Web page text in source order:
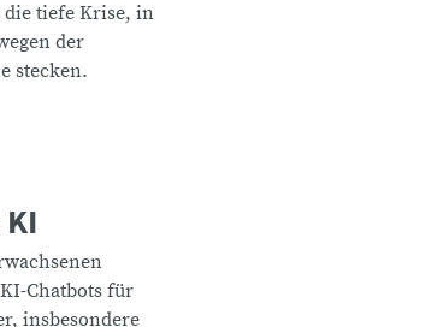
die tiefe Krise, in
der
stecken.
Chatbots für
insbesondere